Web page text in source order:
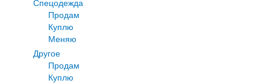
Спецодежда
Продам
Куплю
Меняю
Другое
Продам
Куплю